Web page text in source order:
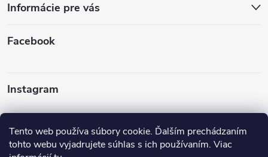
Tento web používa súbory cookie. Ďalším prechádzaním
tohto webu vyjadrujete súhlas s ich používaním. Viac
Informácie pre vás
Facebook
Instagram
Sledovať na Instagrame